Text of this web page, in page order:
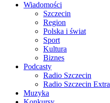
Wiadomości
Szczecin
Region
Polska i świat
Sport
Kultura
Biznes
Podcasty
Radio Szczecin
Radio Szczecin Extra
Muzyka